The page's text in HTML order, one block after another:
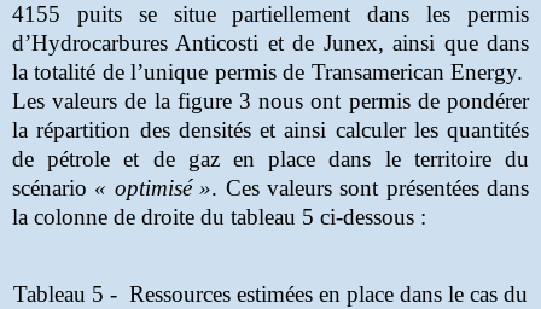
4155 puits se situe partiellement dans les permis
d’Hydrocarbures Anticosti et de Junex, ainsi que dans
la totalité de l’unique permis de Transamerican Energy.
Les valeurs de la figure 3 nous ont permis de pondérer
la répartition des densités et ainsi calculer les quantités
de pétrole et de gaz en place dans le territoire du
scénario « optimisé ». Ces valeurs sont présentées dans
la colonne de droite du tableau 5 ci-dessous :
Tableau 5 - Ressources estimées en place dans le cas du